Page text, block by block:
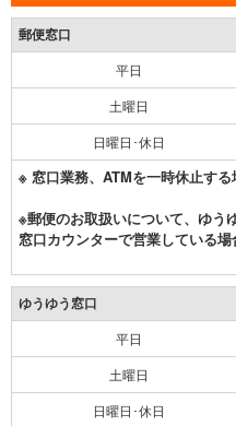
郵便窓口
平日
土曜日
日曜日･休日
※ 窓口業務、ATMを一時休止する
※郵便のお取扱いについて、ゆう
窓口カウンターで営業している場
ゆうゆう窓口
平日
土曜日
日曜日･休日